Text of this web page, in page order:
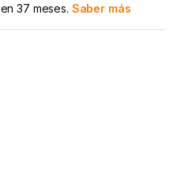
37 meses. Saber más